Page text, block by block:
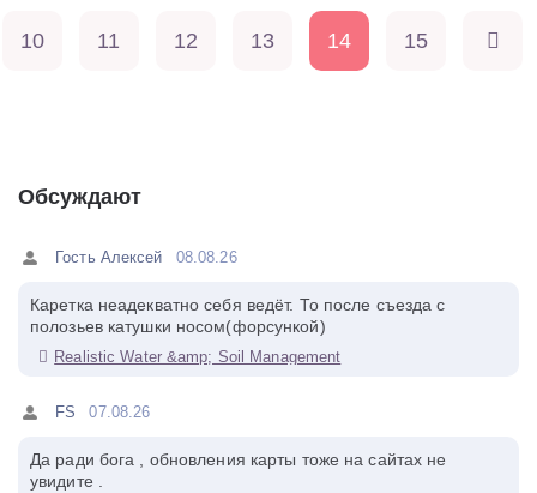
10 11 12 13 14 15
Обсуждают
Гость Алексей 08.08.26
Каретка неадекватно себя ведёт. То после съезда с
полозьев катушки носом(форсункой)
Realistic Water &amp; Soil Management
FS 07.08.26
Да ради бога , обновления карты тоже на сайтах не
увидите .